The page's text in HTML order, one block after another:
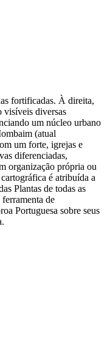
fortificadas. À direita,
visíveis diversas
um núcleo urbano
(atual
um forte, igrejas e
diferenciadas,
organização própria ou
é atribuída a
Plantas de todas as
de
Portuguesa sobre seus